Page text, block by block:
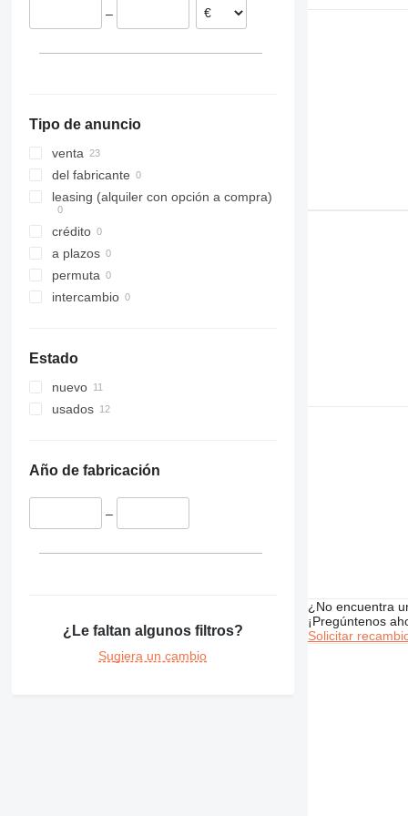
330
336
340
345
350
365
374
375
422
424
430
432
777
Reino Unido
–
Tipo de anuncio
venta
del fabricante
leasing (alquiler con opción a compra)
crédito
a plazos
permuta
intercambio
Estado
nuevo
usados
Año de fabricación
–
¿Le faltan algunos filtros?
Sugiera un cambio
¿No encuentra
¡Pregúntenos
Solicitar